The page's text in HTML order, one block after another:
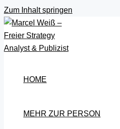
Zum Inhalt springen
HOME
MEHR ZUR PERSON